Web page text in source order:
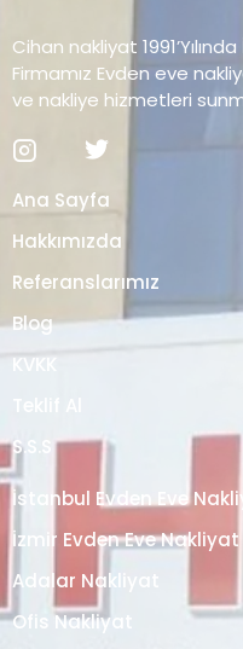
Cihan nakliyat
Firmamız Evden eve
ve nakliye hizmetleri
Ana Sayfa
Hakkımızda
Referanslarımız
Blog
KVKK
S.S.S
İstanbul Evden Eve
İzmir Evden Eve Nakliyat
Adalar Nakliyat
Ofis Nakliyat